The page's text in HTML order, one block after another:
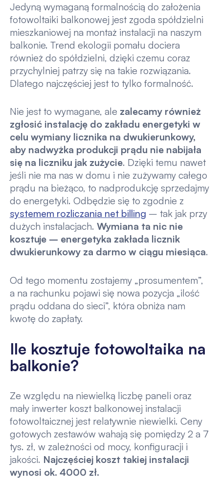
Jedyną wymaganą formalnością do założenia
fotowoltaiki balkonowej jest zgoda spółdzielni
mieszkaniowej na montaż instalacji na naszym
balkonie. Trend ekologii pomału dociera
również do spółdzielni, dzięki czemu coraz
przychylniej patrzy się na takie rozwiązania.
Dlatego najczęściej jest to tylko formalność.
Nie jest to wymagane, ale zalecamy również
zgłosić instalację do zakładu energetyki w
celu wymiany licznika na dwukierunkowy,
aby nadwyżka produkcji prądu nie nabijała
się na liczniku jak zużycie. Dzięki temu nawet
jeśli nie ma nas w domu i nie zużywamy całego
prądu na bieżąco, to nadprodukcję sprzedajmy
do energetyki. Odbędzie się to zgodnie z
systemem rozliczania net billing – tak jak przy
dużych instalacjach. Wymiana ta nic nie
kosztuje – energetyka zakłada licznik
dwukierunkowy za darmo w ciągu miesiąca.
Od tego momentu zostajemy „prosumentem”,
a na rachunku pojawi się nowa pozycja „ilość
prądu oddana do sieci”, która obniża nam
kwotę do zapłaty.
Ile kosztuje fotowoltaika na
balkonie?
Ze względu na niewielką liczbę paneli oraz
mały inwerter koszt balkonowej instalacji
fotowoltaicznej jest relatywnie niewielki. Ceny
gotowych zestawów wahają się pomiędzy 2 a 7
tys. zł, w zależności od mocy, konfiguracji i
jakości. Najczęściej koszt takiej instalacji
wynosi ok. 4000 zł.